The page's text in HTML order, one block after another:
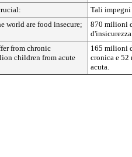
Tali
world are food insecure;
870 milioni
from chronic
children from acute
165 milioni
cronica e
acuta.